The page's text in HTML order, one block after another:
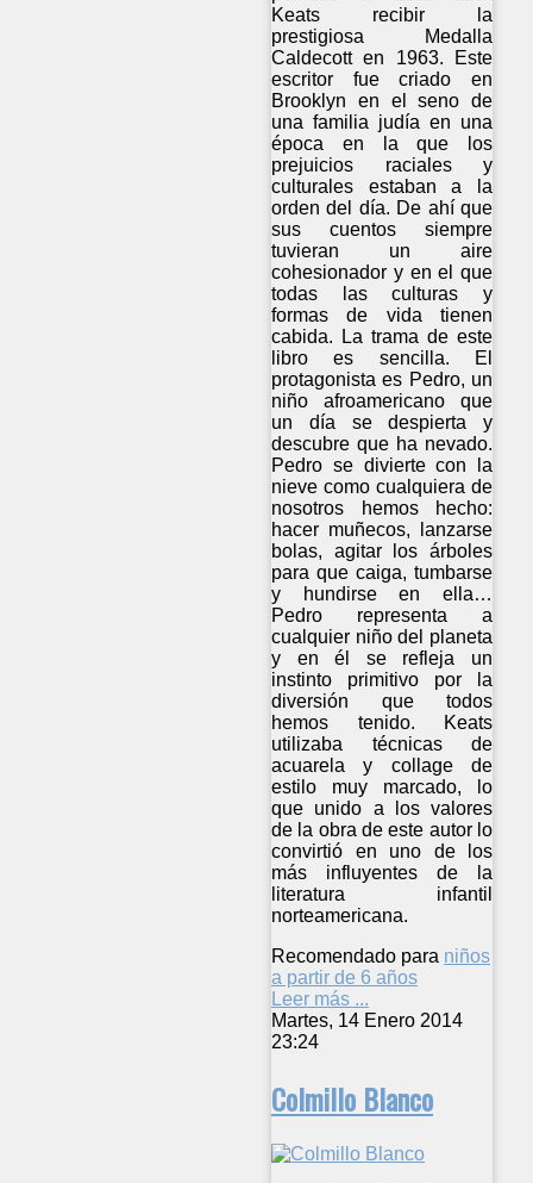
Keats recibir la
prestigiosa Medalla
Caldecott en 1963. Este
escritor fue criado en
Brooklyn en el seno de
una familia judía en una
época en la que los
prejuicios raciales y
culturales estaban a la
orden del día. De ahí que
sus cuentos siempre
tuvieran un aire
cohesionador y en el que
todas las culturas y
formas de vida tienen
cabida. La trama de este
libro es sencilla. El
protagonista es Pedro, un
niño afroamericano que
un día se despierta y
descubre que ha nevado.
Pedro se divierte con la
nieve como cualquiera de
nosotros hemos hecho:
hacer muñecos, lanzarse
bolas, agitar los árboles
para que caiga, tumbarse
y hundirse en ella…
Pedro representa a
cualquier niño del planeta
y en él se refleja un
instinto primitivo por la
diversión que todos
hemos tenido. Keats
utilizaba técnicas de
acuarela y collage de
estilo muy marcado, lo
que unido a los valores
de la obra de este autor lo
convirtió en uno de los
más influyentes de la
literatura infantil
norteamericana.
Recomendado para niños
a partir de 6 años
Leer más ...
Martes, 14 Enero 2014
23:24
Colmillo Blanco